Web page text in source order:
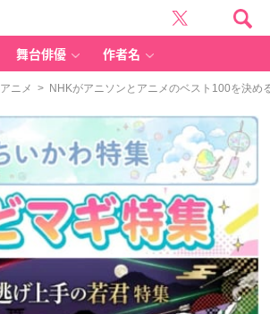
舞台俳優 作者名
アニメ > NHKがアニソンとアニメのベスト100を決め